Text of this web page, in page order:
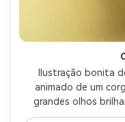
Ilustração bonita
animado de um
grandes olhos
minúscula, contorno